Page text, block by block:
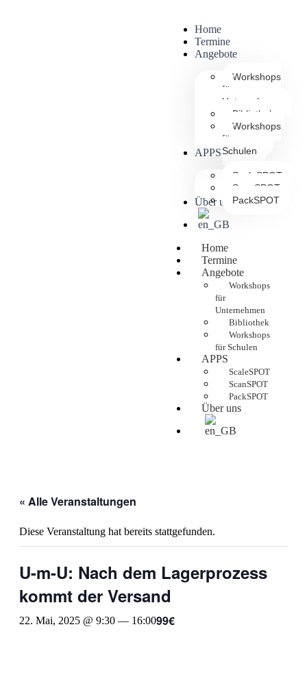
Home
Termine
Angebote
Workshops
für
Unternehmen
Bibliothek
Workshops
für
Schulen
APPS
ScaleSPOT
ScanSPOT
PackSPOT
Über uns
Home
Termine
Angebote
Workshops
für
Unternehmen
Bibliothek
Workshops
für Schulen
APPS
ScaleSPOT
ScanSPOT
PackSPOT
Über uns
« Alle Veranstaltungen
Diese Veranstaltung hat bereits stattgefunden.
U-m-U: Nach dem Lagerprozess
kommt der Versand
22. Mai, 2025 @ 9:30 — 16:0099€